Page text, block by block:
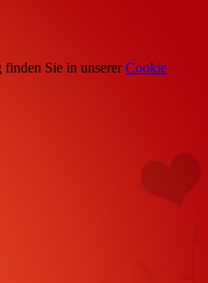
finden Sie in unsererCookie